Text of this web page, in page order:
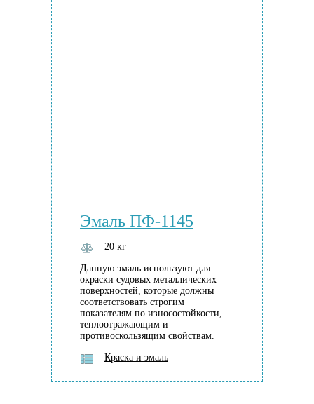
Эмаль ПФ-1145
20 кг
Данную эмаль используют для
окраски судовых металлических
поверхностей, которые должны
соответствовать строгим
показателям по износостойкости,
теплоотражающим и
противоскользящим свойствам.
Краска и эмаль